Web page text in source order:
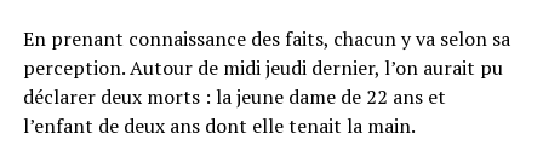
En prenant connaissance des faits, chacun y va selon sa
perception. Autour de midi jeudi dernier, l’on aurait pu
déclarer deux morts : la jeune dame de 22 ans et
l’enfant de deux ans dont elle tenait la main.